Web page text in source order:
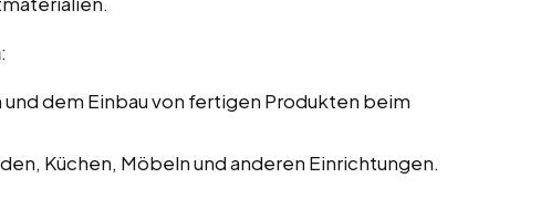
:
dem Einbau von fertigen Produkten beim
Küchen, Möbeln und anderen Einrichtungen.